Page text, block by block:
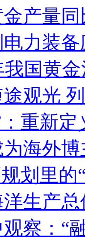
金产量
力装
国黄
观光
重新
海外博
划里的
洋生产
察：“